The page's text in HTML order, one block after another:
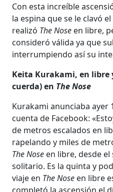
Con esta increíble
la espina que se le clavó
realizó The Nose en libre,
consideró válida ya que
interrumpiendo así su
Keita Kurakami, en libre
cuerda) en The Nose
Kurakami anunciaba ayer
cuenta de Facebook:
de metros escalados en
rapelando y miles de
The Nose en libre, desde
solitario. Es la quinta y
viaje en The Nose en libre